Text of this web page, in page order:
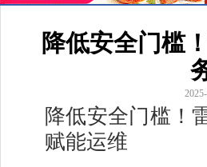
降低安全门槛
降低安全门槛！
赋能运维